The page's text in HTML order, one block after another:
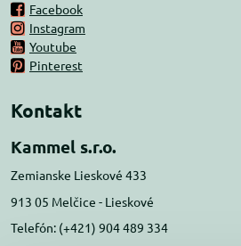
Facebook
Instagram
Youtube
Pinterest
Kontakt
Kammel s.r.o.
Zemianske Lieskové 433
913 05 Melčice - Lieskové
Telefón: (+421) 904 489 334